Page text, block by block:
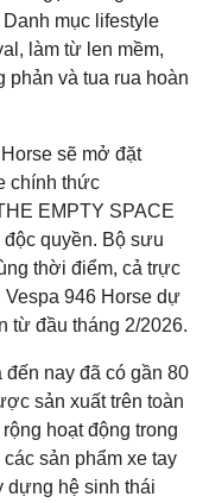
mục lifestyle
làm từ len mềm,
phản và tua rua hoàn
sẽ mở đặt
chính thức
EMPTY SPACE
quyền. Bộ sưu
thời điểm, cả trực
946 Horse dự
từ đầu tháng 2/2026.
nay đã có gần 80
sản xuất trên toàn
hoạt động trong
sản phẩm xe tay
dựng hệ sinh thái